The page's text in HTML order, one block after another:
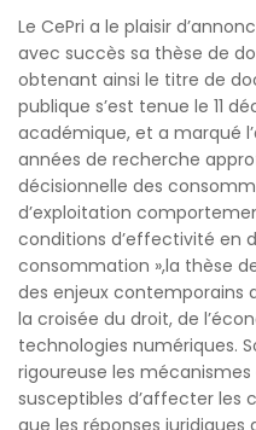
Le CePri a le plaisir
avec succès sa thèse de
obtenant ainsi le titre de
publique s’est tenue le 11
académique, et a marqué
années de recherche
décisionnelle des
d’exploitation
conditions d’effectivité en
consommation »,la thèse
des enjeux contemporains
la croisée du droit, de
technologies numériques.
rigoureuse les
susceptibles d’affecter les
que les réponses juridiques